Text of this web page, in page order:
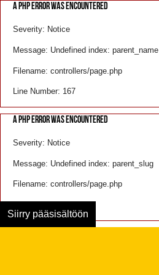
A PHP ERROR WAS ENCOUNTERED
Severity: Notice
Message: Undefined index: parent_name
Filename: controllers/page.php
Line Number: 167
A PHP ERROR WAS ENCOUNTERED
Severity: Notice
Message: Undefined index: parent_slug
Filename: controllers/page.php
Siirry pääsisältöön